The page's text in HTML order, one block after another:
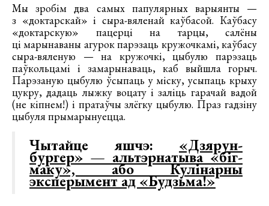
Мы зробім два самых папулярных варыянты —
з «доктарскай» і сыра-вяленай каўбасой. Каўбасу
«доктарскую» пацерці на тарцы, салёны
ці марынаваны агурок парэзаць кружочкамі, каўбасу
сыра-вяленую — на кружочкі, цыбулю парэзаць
паўкольцамі і замарынаваць, каб выйшла горыч.
Парэзаную цыбулю ўсыпаць у міску, усыпаць крыху
цукру, дадаць лыжку воцату і заліць гарачай вадой
(не кіпнем!) і пратаўчы злёгку цыбулю. Праз гадзіну
цыбуля прымарынуецца.
Чытайце яшчэ: «Дзярун-
бургер» — альтэрнатыва «біг-
маку», або Кулінарны
эксперымент ад «Будзьма!»